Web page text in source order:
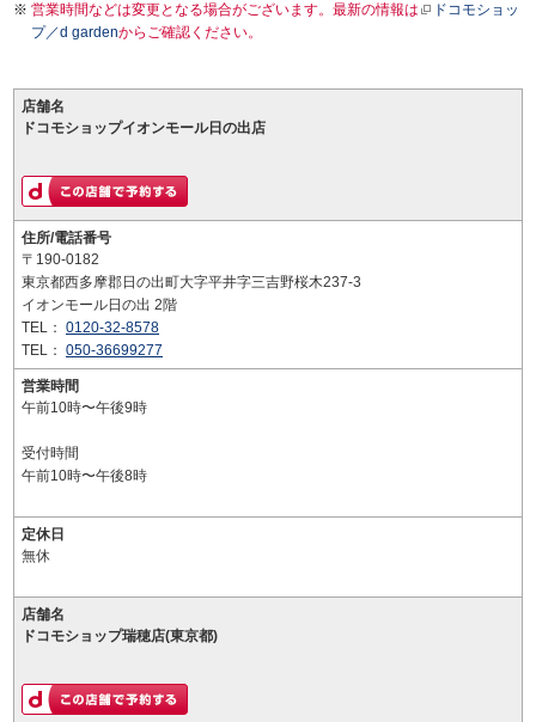
営業時間などは変更となる場合がございます。最新の情報は
ドコモショッ
プ／d gardenからご確認ください。
店舗名
ドコモショップイオンモール日の出店
住所/電話番号
〒190-0182
東京都西多摩郡日の出町大字平井字三吉野桜木237-3
イオンモール日の出 2階
TEL： 0120-32-8578
TEL： 050-36699277
営業時間
午前10時〜午後9時
受付時間
午前10時〜午後8時
定休日
無休
店舗名
ドコモショップ瑞穂店(東京都)